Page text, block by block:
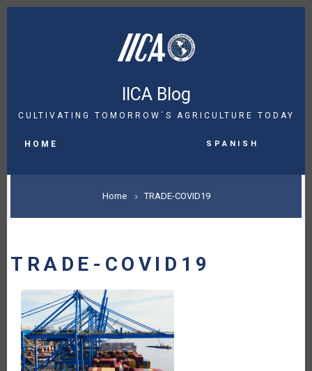
Skip
IICA Blog
CULTIVATING TOMORROW´S AGRICULTURE TODAY
NAVIGATION
HOME Spanish
BREADCRUMB
Home TRADE-COVID19
TRADE-COVID19